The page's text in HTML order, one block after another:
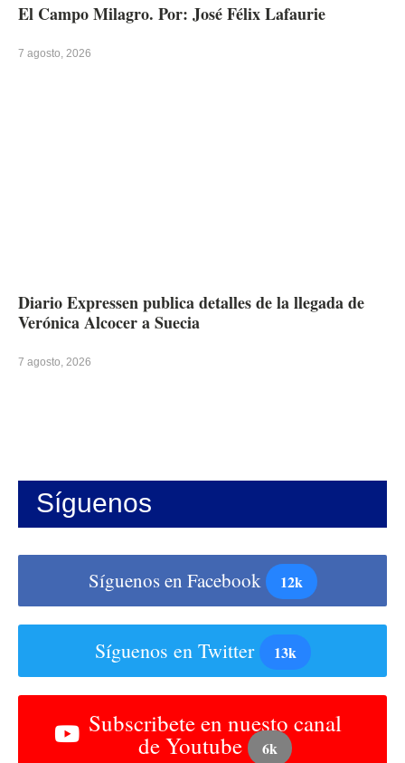
El Campo Milagro. Por: José Félix Lafaurie
7 agosto, 2026
Diario Expressen publica detalles de la llegada de
Verónica Alcocer a Suecia
7 agosto, 2026
Síguenos
Síguenos en Facebook 12k
Síguenos en Twitter 13k
Subscribete en nuesto canal
de Youtube 6k